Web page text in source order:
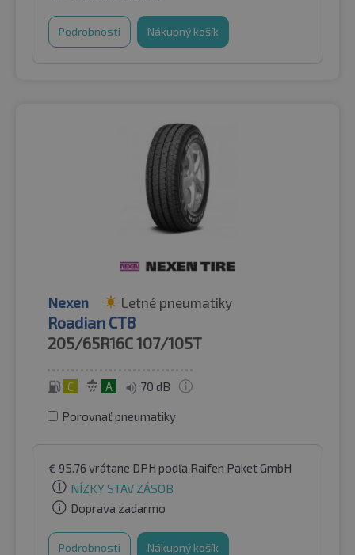
Podrobnosti Nákupný košík
Nexen Letné pneumatiky
Roadian CT8
205/65R16C107/105T
C A 70 dB
Porovnať pneumatiky
€ 95.76 vrátane DPH podľa Raifen Paket GmbH
NÍZKY STAV ZÁSOB
Doprava zadarmo
Podrobnosti Nákupný košík